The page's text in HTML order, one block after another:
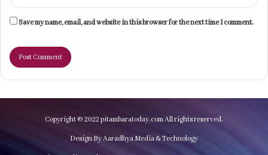
Save my name, email, and website in this browser for the next time I comment.
Copyright © 2022 pitambaratoday.com All rights reserved.
Design By Aaradhya Media & Technology